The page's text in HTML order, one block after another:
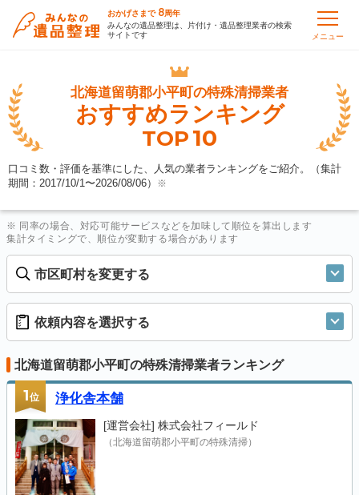
おかげさまで 8周年
みんなの遺品整理は、片付け・遺品整理業者の検索
サイトです
メニュー
北海道留萌郡小平町の特殊清掃業者
おすすめランキング
TOP10
口コミ数・評価を基準にした、人気の業者ランキングをご紹介。（集計
期間：2017/10/1〜2026/08/06） ※
※ 同率の場合、対応可能サービスなどを加味して順位を算出します
集計タイミングで、順位が変動する場合があります
市区町村を変更する
依頼内容を選択する
北海道留萌郡小平町の特殊清掃業者ランキング
1位 浄化舎本舗
[運営会社] 株式会社フィールド
（北海道留萌郡小平町の特殊清掃）